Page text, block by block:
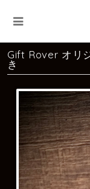
Gift Rover オリ
き